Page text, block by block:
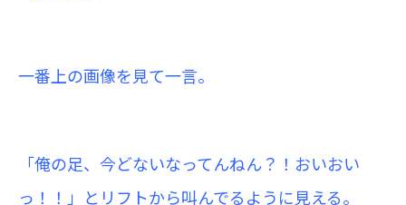
一番上の画像を見て一言。
「俺の足、今どないなってんねん？！おいおい
っ！！」とリフトから叫んでるように見える。